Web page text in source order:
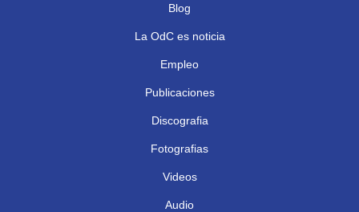
Blog
La OdC es noticia
Empleo
Publicaciones
Discografia
Fotografias
Videos
Audio